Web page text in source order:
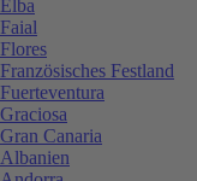
Elba
Faial
Flores
Französisches Festland
Fuerteventura
Graciosa
Gran Canaria
Albanien